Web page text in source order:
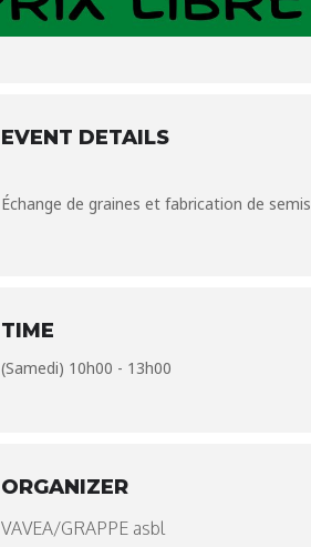
EVENT DETAILS
Échange de graines et fabrication de semis
TIME
(Samedi) 10h00 - 13h00
ORGANIZER
VAVEA/GRAPPE asbl